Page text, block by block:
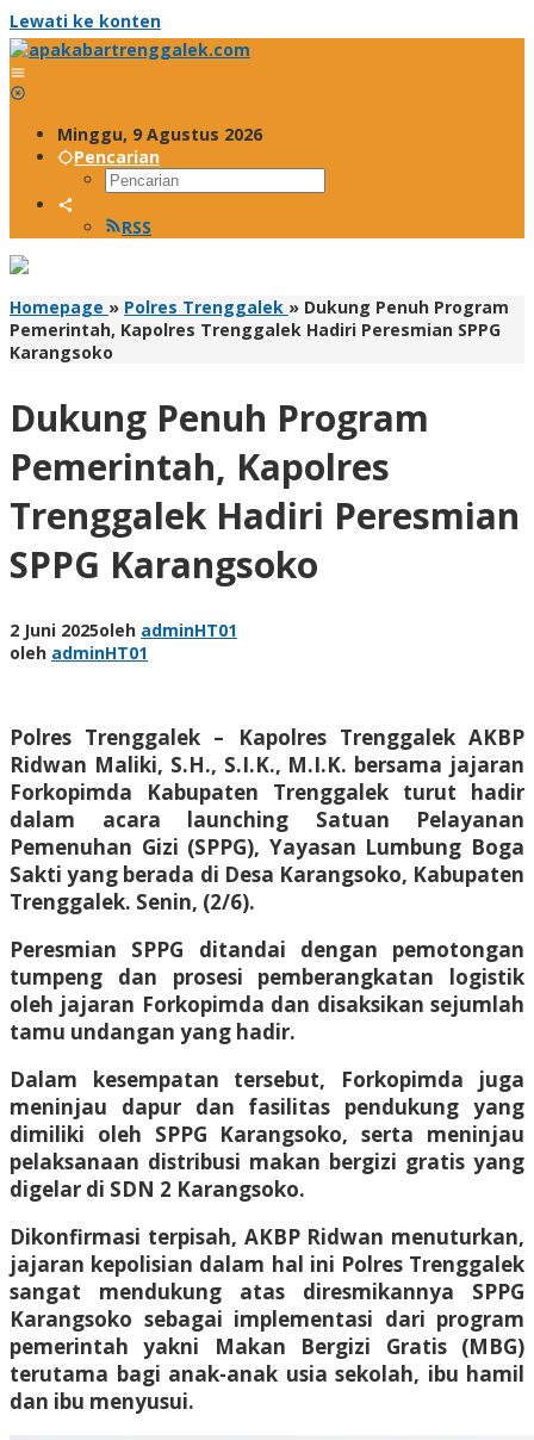
Lewati ke konten
Minggu, 9 Agustus 2026
Pencarian
RSS
Homepage » Polres Trenggalek » Dukung Penuh Program
Pemerintah, Kapolres Trenggalek Hadiri Peresmian SPPG
Karangsoko
Dukung Penuh Program
Pemerintah, Kapolres
Trenggalek Hadiri Peresmian
SPPG Karangsoko
2 Juni 2025oleh adminHT01
oleh adminHT01
Polres Trenggalek – Kapolres Trenggalek AKBP
Ridwan Maliki, S.H., S.I.K., M.I.K. bersama jajaran
Forkopimda Kabupaten Trenggalek turut hadir
dalam acara launching Satuan Pelayanan
Pemenuhan Gizi (SPPG), Yayasan Lumbung Boga
Sakti yang berada di Desa Karangsoko, Kabupaten
Trenggalek. Senin, (2/6).
Peresmian SPPG ditandai dengan pemotongan
tumpeng dan prosesi pemberangkatan logistik
oleh jajaran Forkopimda dan disaksikan sejumlah
tamu undangan yang hadir.
Dalam kesempatan tersebut, Forkopimda juga
meninjau dapur dan fasilitas pendukung yang
dimiliki oleh SPPG Karangsoko, serta meninjau
pelaksanaan distribusi makan bergizi gratis yang
digelar di SDN 2 Karangsoko.
Dikonfirmasi terpisah, AKBP Ridwan menuturkan,
jajaran kepolisian dalam hal ini Polres Trenggalek
sangat mendukung atas diresmikannya SPPG
Karangsoko sebagai implementasi dari program
pemerintah yakni Makan Bergizi Gratis (MBG)
terutama bagi anak-anak usia sekolah, ibu hamil
dan ibu menyusui.